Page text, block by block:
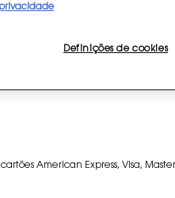
American Express, Visa,
Definições de cookies